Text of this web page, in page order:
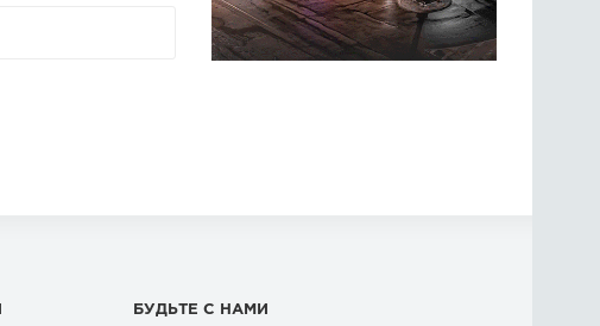
БУДЬТЕ С НАМИ